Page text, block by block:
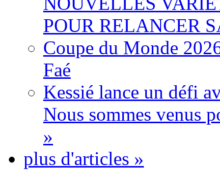
POUR RELANCER
Coupe du Monde
Faé
Kessié lance un défi
Nous sommes venus
»
plus d'articles »